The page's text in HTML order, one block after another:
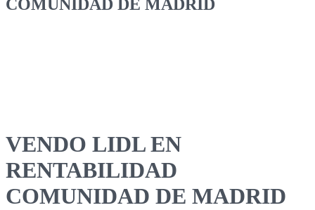
COMUNIDAD DE MADRID
VENDO LIDL EN
RENTABILIDAD
COMUNIDAD DE MADRID